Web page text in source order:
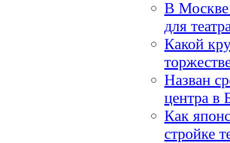
В Москве
для
Какой
Назван
центра в
Как
стройке